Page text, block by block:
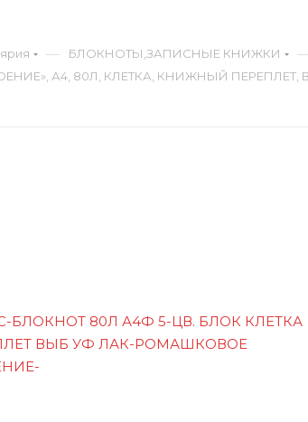
— БЛОКНОТЫ,ЗАПИСНЫЕ КНИЖКИ
А4, 80Л, КЛЕТКА, КНИЖНЫЙ ПЕРЕПЛЕТ,